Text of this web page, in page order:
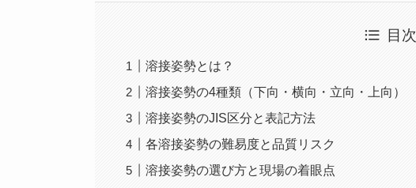
目次
溶接姿勢とは？
溶接姿勢の4種類（下向・横向・立向・上向）
溶接姿勢のJIS区分と表記方法
各溶接姿勢の難易度と品質リスク
溶接姿勢の選び方と現場の着眼点